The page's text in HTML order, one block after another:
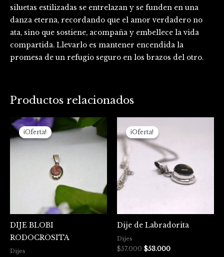
siluetas estilizadas se entrelazan y se funden en una
danza eterna, recordando que el amor verdadero no
ata, sino que sostiene, acompaña y embellece la vida
compartida. Llevarlo es mantener encendida la
promesa de un refugio seguro en los brazos del otro.
Productos relacionados
¡Oferta!
¡Oferta!
DIJE BLOBI
RODOCROSITA
Dijes
El
precio
original
precio
es:
¡Oferta!
¡Oferta!
Dije de Labradorita
Dijes
$57.000
precio
original
era:
$57.000.
$53.000
$53.000.